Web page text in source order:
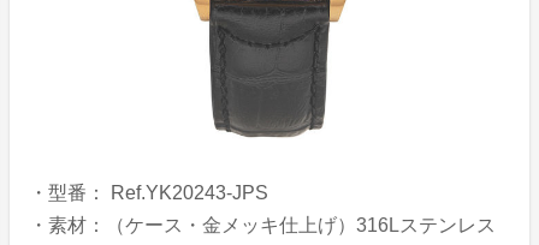
・型番： Ref.YK20243-JPS
・素材：（ケース・金メッキ仕上げ）316Lステンレス